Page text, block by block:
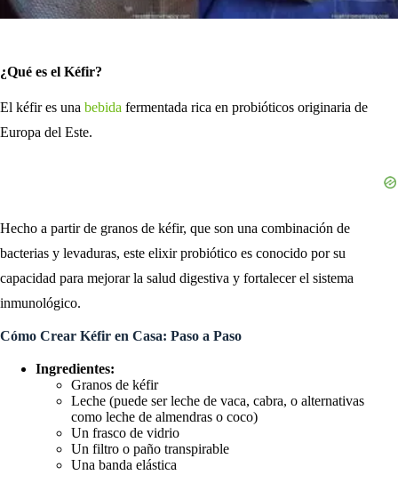
¿Qué es el Kéfir?
El kéfir es una bebida fermentada rica en probióticos originaria de
Europa del Este.
Hecho a partir de granos de kéfir, que son una combinación de
bacterias y levaduras, este elixir probiótico es conocido por su
capacidad para mejorar la salud digestiva y fortalecer el sistema
inmunológico.
Cómo Crear Kéfir en Casa: Paso a Paso
Ingredientes:
Granos de kéfir
Leche (puede ser leche de vaca, cabra, o alternativas
como leche de almendras o coco)
Un frasco de vidrio
Un filtro o paño transpirable
Una banda elástica